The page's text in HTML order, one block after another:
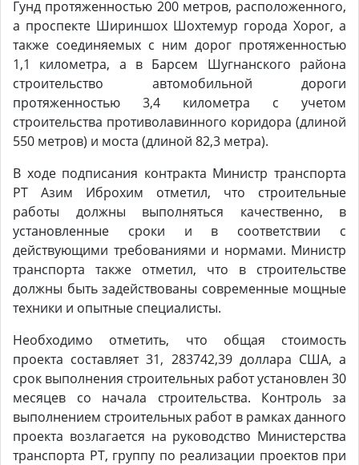
Гунд протяженностью 200 метров, расположенного,
а проспекте Шириншох Шохтемур города Хорог, а
также соединяемых с ним дорог протяженностью
1,1 километра, а в Барсем Шугнанского района
строительство автомобильной дороги
протяженностью 3,4 километра с учетом
строительства противолавинного коридора (длиной
550 метров) и моста (длиной 82,3 метра).
В ходе подписания контракта Министр транспорта
РТ Азим Иброхим отметил, что строительные
работы должны выполняться качественно, в
установленные сроки и в соответствии с
действующими требованиями и нормами. Министр
транспорта также отметил, что в строительстве
должны быть задействованы современные мощные
техники и опытные специалисты.
Необходимо отметить, что общая стоимость
проекта составляет 31, 283742,39 доллара США, а
срок выполнения строительных работ установлен 30
месяцев со начала строительства. Контроль за
выполнением строительных работ в рамках данного
проекта возлагается на руководство Министерства
транспорта РТ, группу по реализации проектов при